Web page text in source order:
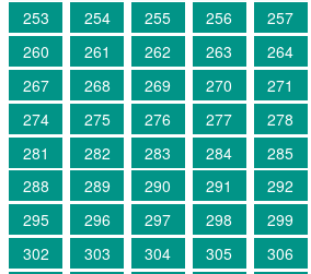
253
254 255 256 257
260
261 262 263 264
267
268 269 270 271
274
275 276 277 278
281
282 283 284 285
288
289 290 291 292
295
296 297 298 299
302
303 304 305 306